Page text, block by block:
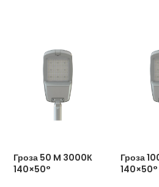
Гроза 50 M 3000К
140×50°
Гроза
140×50°